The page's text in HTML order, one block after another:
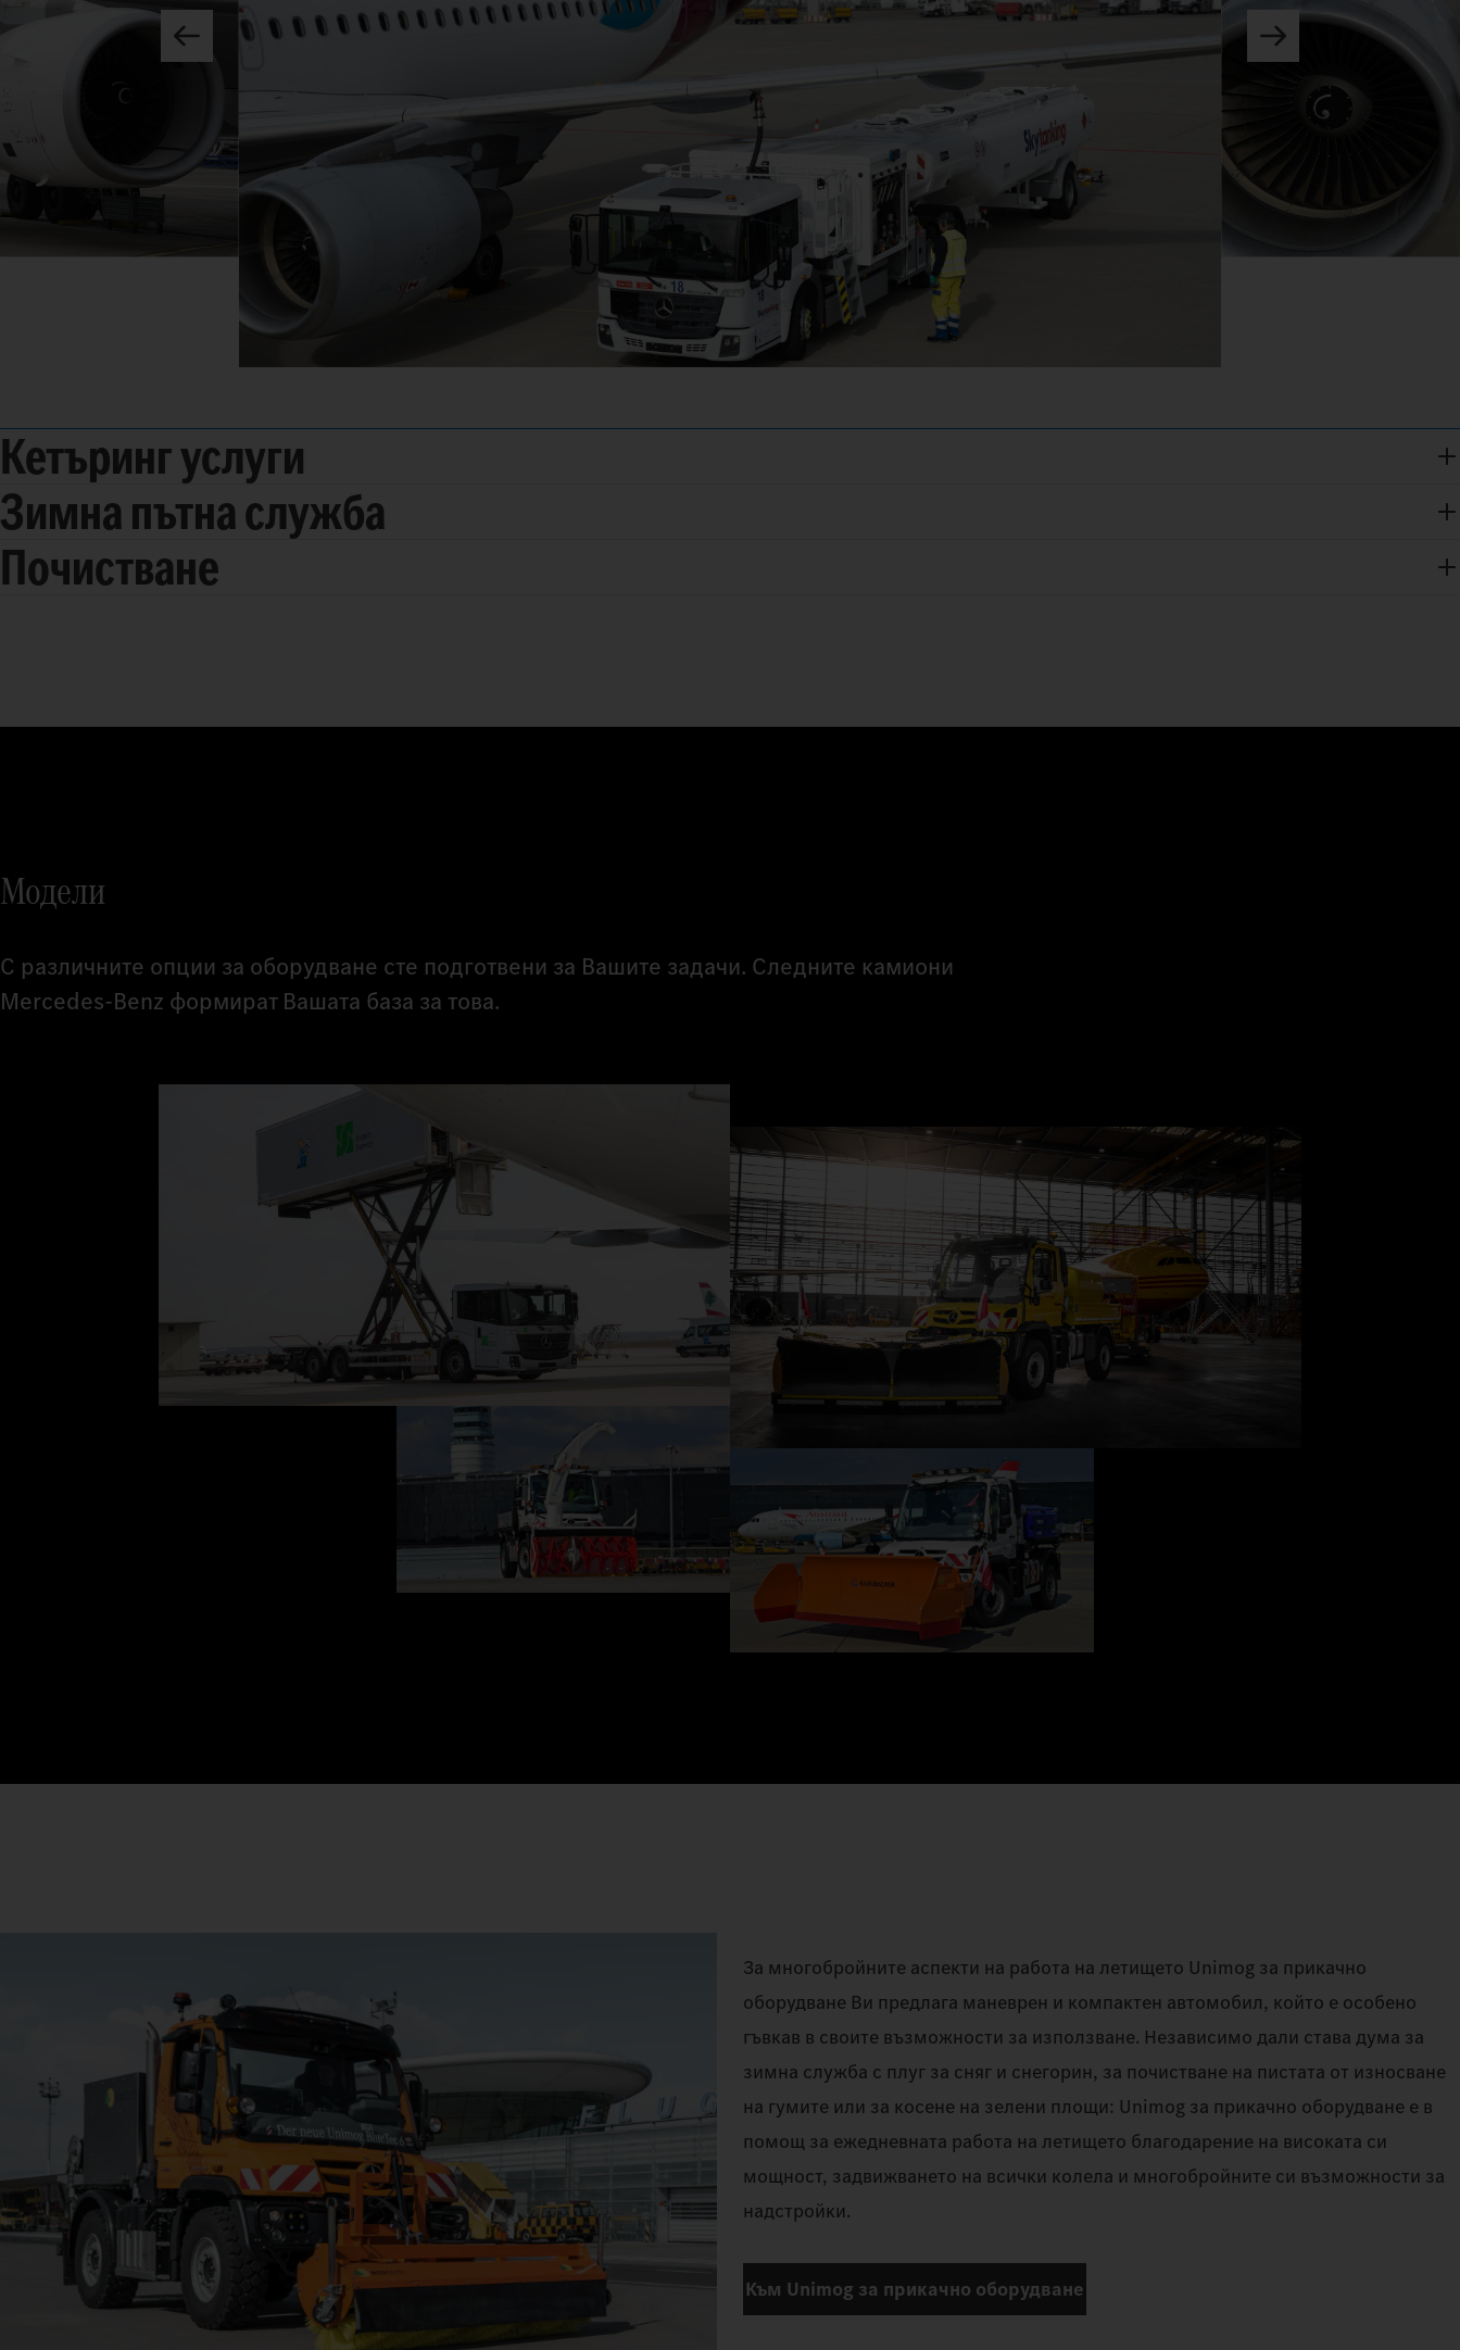
Кетъринг услуги
Зимна пътна служба
Почистване
Модели
С различните опции за оборудване сте подготвени за Вашите задачи. Следните камиони
Mercedes‑Benz формират Вашата база за това.
За многобройните аспекти на работа на летището Unimog за прикачно
оборудване Ви предлага маневрен и компактен автомобил, който е особено
гъвкав в своите възможности за използване. Независимо дали става дума за
зимна служба с плуг за сняг и снегорин, за почистване на пистата от износване
на гумите или за косене на зелени площи: Unimog за прикачно оборудване е в
помощ за ежедневната работа на летището благодарение на високата си
мощност, задвижването на всички колела и многобройните си възможности за
надстройки.
Към Unimog за прикачно оборудване